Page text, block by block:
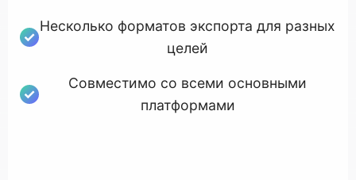
Несколько форматов экспорта для разных
целей
Совместимо со всеми основными
платформами